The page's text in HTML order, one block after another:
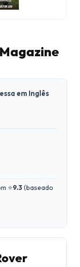
em Inglês
⭐9.3(baseado